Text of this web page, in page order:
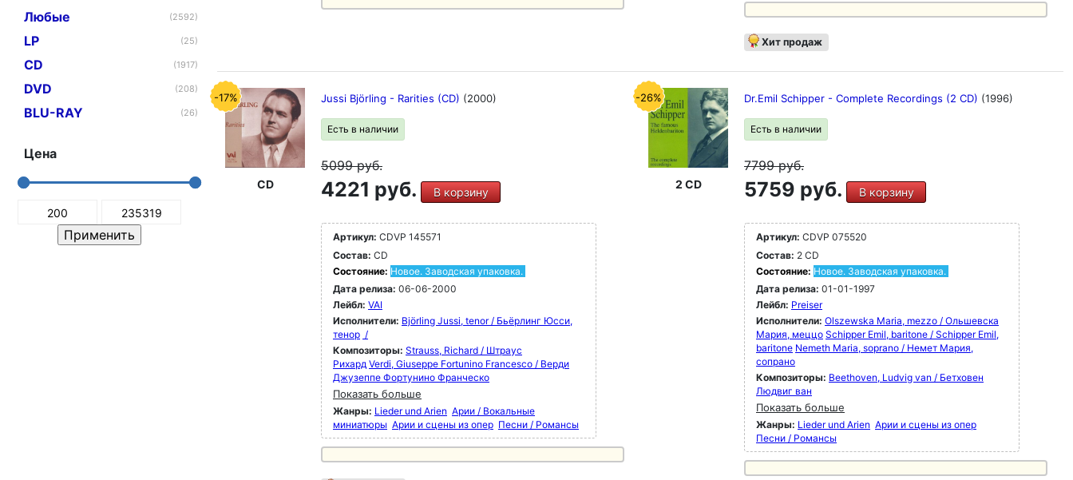
Любые
(2592)
LP (25)
CD (1917)
DVD (208)
BLU-RAY (26)
Цена
Хит продаж
-17%
CD
Jussi Björling - Rarities (CD) (2000)
Есть в наличии
5099руб.
4221 руб. В корзину
Артикул: CDVP 145571
Состав: CD
Состояние: Новое. Заводская упаковка.
Дата релиза: 06-06-2000
Лейбл: VAI
Исполнители: Björling Jussi, tenor / Бьёрлинг Юсси,
тенор /
Композиторы: Strauss, Richard / Штраус
Рихард Verdi, Giuseppe Fortunino Francesco / Верди
Джузеппе Фортунино Франческо
Показать больше
Жанры: Lieder und Arien Арии / Вокальные
миниатюры Арии и сцены из опер Песни / Романсы
-26%
2 CD
Dr.Emil Schipper - Complete Recordings (2 CD) (1996)
Есть в наличии
7799руб.
5759 руб. В корзину
Артикул: CDVP 075520
Состав: 2 CD
Состояние: Новое. Заводская упаковка.
Дата релиза: 01-01-1997
Лейбл: Preiser
Исполнители: Olszewska Maria, mezzo / Ольшевска
Мария, меццо Schipper Emil, baritone / Schipper Emil,
baritone Nemeth Maria, soprano / Немет Мария,
сопрано
Композиторы: Beethoven, Ludvig van / Бетховен
Людвиг ван
Показать больше
Жанры: Lieder und Arien Арии и сцены из опер
Песни / Романсы